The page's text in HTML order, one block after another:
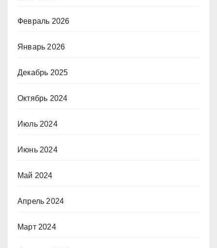
Февраль 2026
Январь 2026
Декабрь 2025
Октябрь 2024
Июль 2024
Июнь 2024
Май 2024
Апрель 2024
Март 2024